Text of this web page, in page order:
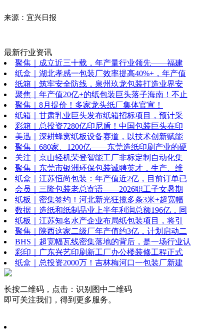
来源：宜兴日报
最新行业资讯
聚焦｜成立近三十载，年产量行业领先——福建
纸盒｜湖北孝感一包装厂效率提高40%+，年产值
纸箱｜筑牢安全防线，泉州玖龙包装打造业界安
聚焦｜年产值20亿+的纸包装巨头落子海南！不止
聚焦｜8月提价！多家龙头纸厂集体官宣！
纸箱｜甘肃乳业巨头发布纸箱招标项目，预计采
彩箱｜总投资7280亿印尼盾！中国包装巨头在印
美迅｜深耕蜂窝纸板设备赛道，以技术创新赋能
聚焦｜680家、1200亿——东莞造纸印刷产业的硬
关注｜京山轻机荣登智能工厂非标定制自动化集
聚焦｜东莞市银洲环保包装诚聘英才，生产、维
纸盒｜江苏恒尚包装：年产值近2亿，目前订单已
会员｜三隆包装老总寄语——2026职工子女暑期
纸板｜密集签约！河北新光狂揽多条3米+超宽幅
数据｜造纸和纸制品业上半年利润总额196亿，同
纸板｜江苏知名水产企业布局纸包装项目，将引
聚焦｜陕西这家二级厂年产值约3亿，计划启动二
BHS｜超宽幅瓦线密集落地的背后，是一场行业认
彩印｜广东兴艺印刷新工厂办公楼装修工程正式
纸盒｜总投资2000万！吉林梅河口一包装厂新建
长按二维码，点击：识别图中二维码
即可关注我们，得到更多服务。